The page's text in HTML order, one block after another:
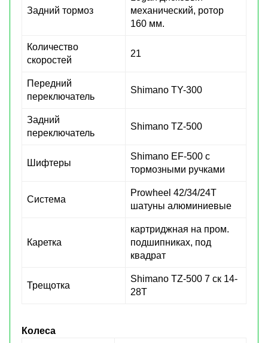
Задний тормоз
механический, ротор
160 мм.
Количество
скоростей
21
Передний
переключатель
Shimano TY-300
Задний
переключатель
Shimano TZ-500
Шифтеры
Shimano EF-500 c
тормозными ручками
Система
Prowheel 42/34/24T
шатуны алюминиевые
Каретка
картриджная на пром.
подшипниках, под
квадрат
Трещотка
Shimano TZ-500 7 ск 14-
28T
Колеса